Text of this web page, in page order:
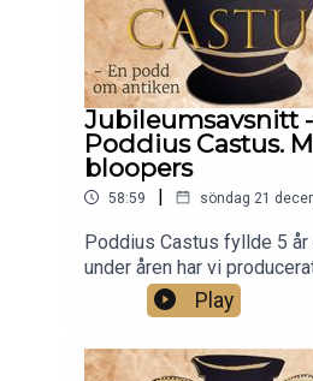
med alla de här frågorna.
på lite teater…
Jubileumsavsnitt
Poddius Castus.
bloopers
58:59 | söndag 21
Poddius Castus fyllde 5
under åren har vi
och haft roliga stunder. De
felsägningarna delar vi nu
Play